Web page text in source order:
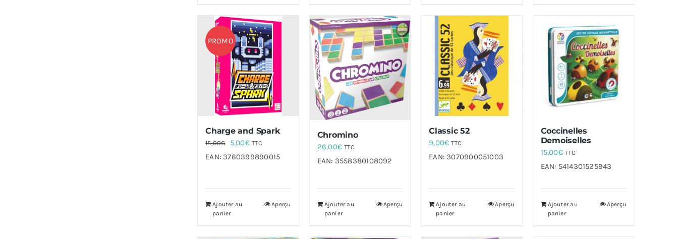
PROMO
Charge and Spark
15,00€
Le
prix
15,00€.
5,00€Le
prix
TTC
EAN:3760399890015
Ajouter au
panier
Aperçu
Chromino
26,00€ TTC
EAN: 3558380108092
Ajouter au
panier
Aperçu
Classic 52
9,00€ TTC
EAN:3070900051003
Ajouter au
panier
Aperçu
Coccinelles
Demoiselles
15,00€ TTC
EAN: 5414301525943
Ajouter au
panier
Aperçu